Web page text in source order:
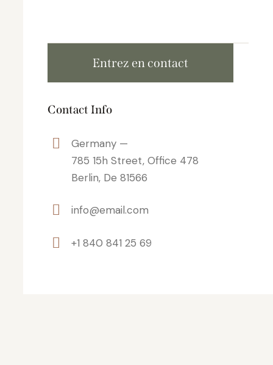
Contact Info
Germany —
785 15h Street, Office 478
Berlin, De 81566
info@email.com
+1 840 841 25 69